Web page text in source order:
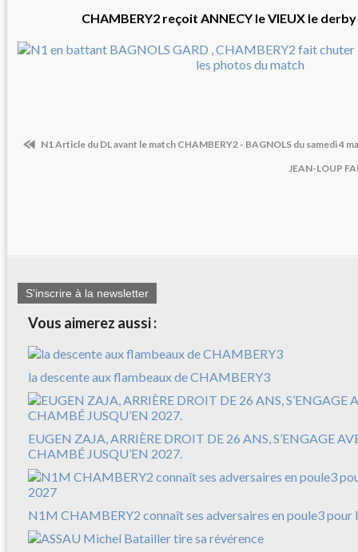
CHAMBERY2 reçoit ANNECY le VIEUX le
N1 Article du DL avant le match CHAMBERY2 - BAGNOLS du samedi 4
JEAN-LOUP
S'inscrire à la newsletter
Vous aimerez aussi :
la descente aux flambeaux de CHAMBERY3
EUGEN ZAJA, ARRIÈRE DROIT DE 26 ANS, S’ENGAGE
CHAMBÉ JUSQU’EN 2027.
N1M CHAMBERY2 connaît ses adversaires en poule3 pour